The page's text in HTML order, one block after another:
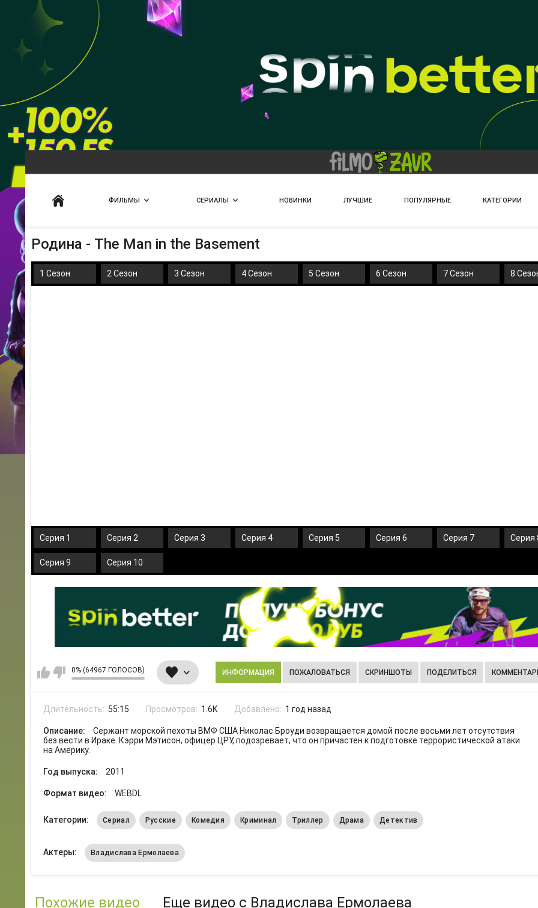
ФИЛЬМЫ СЕРИАЛЫ НОВИНКИ ЛУЧШИЕ ПОПУЛЯРНЫЕ КАТЕГОРИИ
Родина - The Man in the Basement
1 Сезон 2 Сезон 3 Сезон 4 Сезон 5 Сезон 6 Сезон 7 Сезон 8
Серия 1 Серия 2 Серия 3 Серия 4 Серия 5 Серия 6 Серия 7 Серия
Серия 9 Серия 10
0% (64967 ГОЛОСОВ) ИНФОРМАЦИЯ ПОЖАЛОВАТЬСЯ СКРИНШОТЫ ПОДЕЛИТЬСЯ
Длительность: 55:15 Просмотров: 1.6K Добавлено: 1 год назад
Описание:
Сержант морской пехоты ВМФ США Николас Броуди возвращается домой после восьми лет отсутствия
без вести в Ираке. Кэрри Мэтисон, офицер ЦРУ, подозревает, что он причастен к подготовке террористической атаки
на Америку.
Год выпуска: 2011
Формат видео: WEBDL
Категории: Сериал Русские Комедия Криминал Триллер Драма Детектив
Актеры: Владислава Ермолаева
Похожие видео Еще видео с Владислава Ермолаева